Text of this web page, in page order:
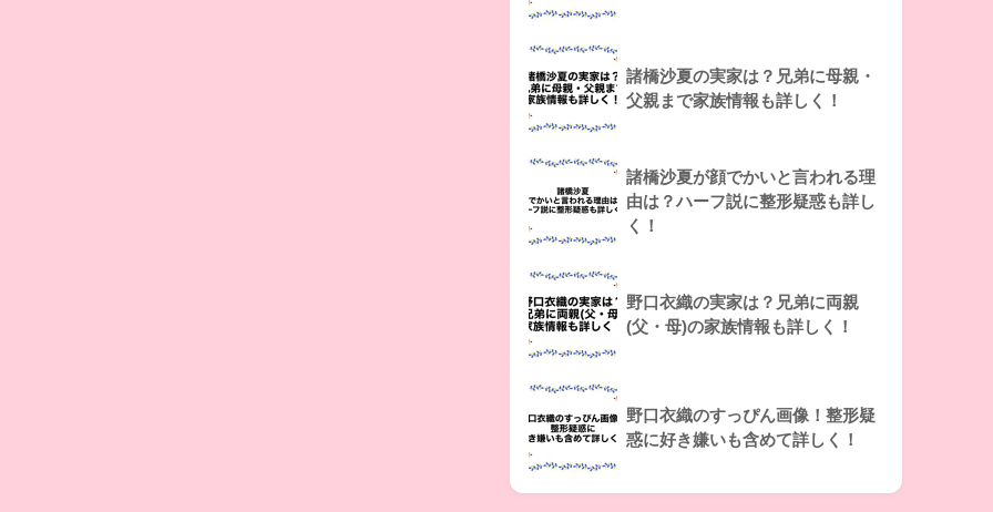
諸橋沙夏の実家は？兄弟に母親・
父親まで家族情報も詳しく！
諸橋沙夏が顔でかいと言われる理
由は？ハーフ説に整形疑惑も詳し
く！
野口衣織の実家は？兄弟に両親
(父・母)の家族情報も詳しく！
野口衣織のすっぴん画像！整形疑
惑に好き嫌いも含めて詳しく！